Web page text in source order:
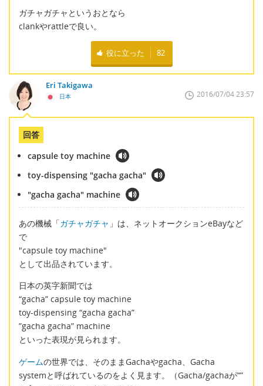
ガチャガチャというおとなら
clankやrattleで良い。
役に立った 82
Eri Takigawa
日本 2016/07/04 23:57
回答
capsule toy machine
toy-dispensing "gacha gacha"
"gacha gacha" machine
あの機械「ガチャガチャ 」は、ネットオークションeBayなど
で
"capsule toy machine"
として出品されています。
日本の英字新聞では
“gacha” capsule toy machine
toy-dispensing “gacha gacha”
”gacha gacha” machine
といった表現が見られます。
ゲームの世界では、そのままGachaやgacha、Gacha
systemと呼ばれているのをよく見ます。（Gacha/gachaが“”